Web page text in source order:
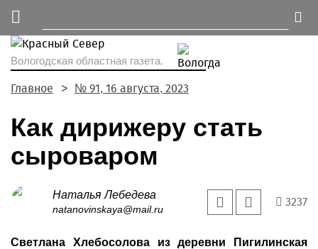
Вологодская областная газета.
Главное № 91, 16 августа, 2023
Как дирижеру стать
сыроваром
Наталья Лебедева
natanovinskaya@mail.ru
3237
Светлана Хлебосолова из деревни Пигилинская